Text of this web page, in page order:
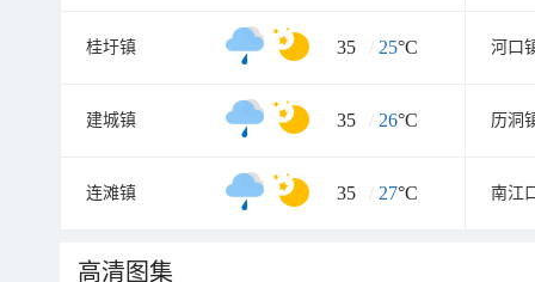
桂圩镇 35 / 25°C 河口
建城镇 35 / 26°C 历洞
连滩镇 35 / 27°C 南江
高清图集